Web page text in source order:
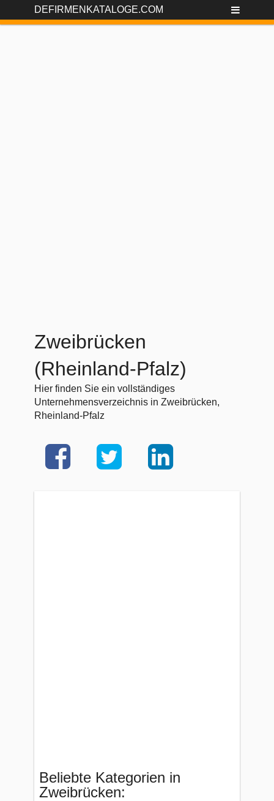
DEFIRMENKATALOGE.COM
Zweibrücken
(Rheinland-Pfalz)
Hier finden Sie ein vollständiges
Unternehmensverzeichnis in Zweibrücken,
Rheinland-Pfalz
Beliebte Kategorien in
Zweibrücken: